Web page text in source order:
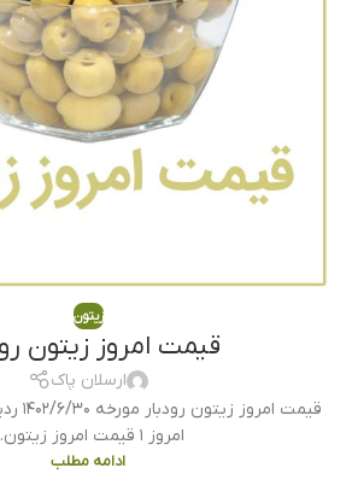
زیتون
قیمت امروز زیتون
ارسلان پاک
قیمت
امروز ۱ قیمت امروز زیتون...
ادامه مطلب